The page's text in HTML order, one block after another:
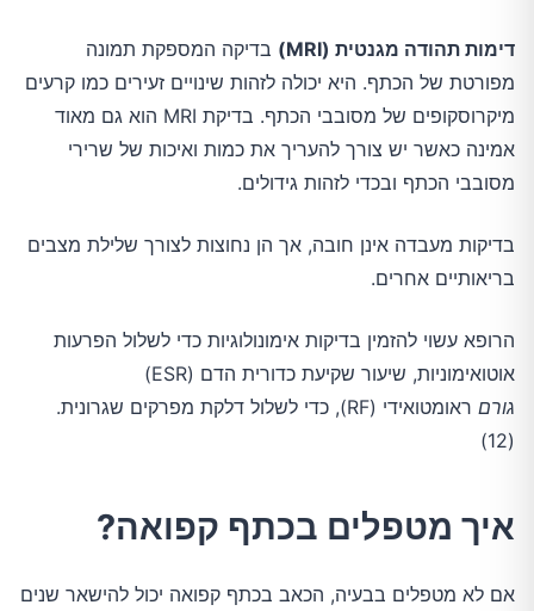
דימות תהודה מגנטית (MRI)
בדיקה המספקת תמונה
מפורטת של הכתף. היא יכולה לזהות שינויים זעירים כמו קרעים
מיקרוסקופים של מסובבי הכתף. בדיקת MRI הוא גם מאוד
אמינה כאשר יש צורך להעריך את כמות ואיכות של שרירי
מסובבי הכתף ובכדי לזהות גידולים.
בדיקות מעבדה אינן חובה, אך הן נחוצות לצורך שלילת מצבים
בריאותיים אחרים.
הרופא עשוי להזמין בדיקות אימונולוגיות כדי לשלול הפרעות
אוטואימוניות, שיעור שקיעת כדורית הדם (ESR)
גורם
ראומטואידי (RF), כדי לשלול דלקת מפרקים שגרונית.
(12)
איך מטפלים בכתף קפואה?
אם לא מטפלים בבעיה, הכאב בכתף קפואה יכול להישאר שנים